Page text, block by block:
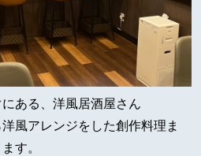
ある、洋風居酒屋さん
風アレンジをした創作料理ま
す。